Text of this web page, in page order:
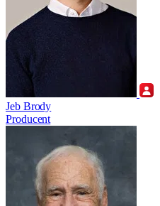
Jeb Brody
Producent